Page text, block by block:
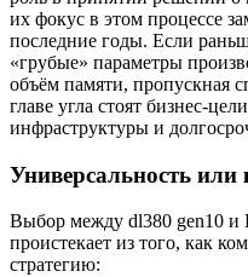
их фокус в этом процессе
последние годы. Если
«грубые» параметры
объём памяти, пропускная
главе угла стоят бизнес-
инфраструктуры и
Универсальность или
Выбор между dl380 gen10 и
проистекает из того, как
стратегию: